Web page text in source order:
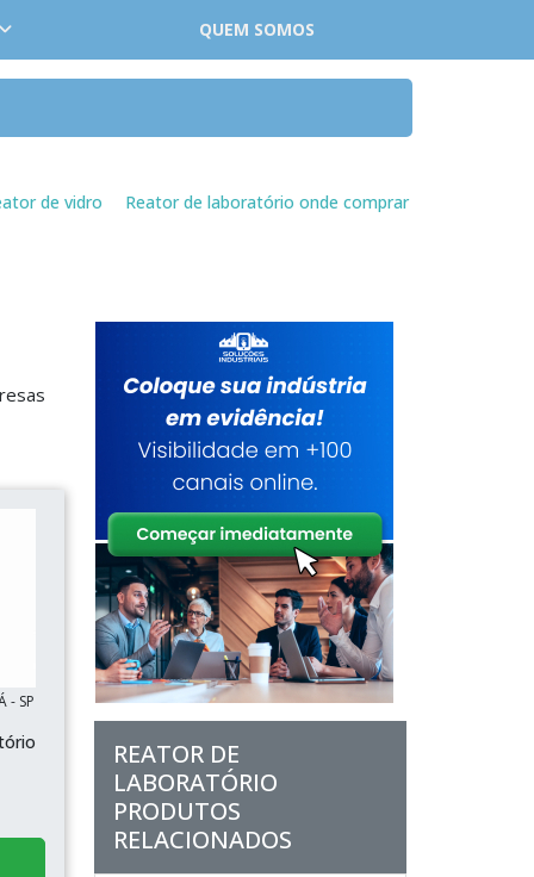
QUEM SOMOS
de vidro Reator de laboratório onde comprar
- SP
REATOR DE
LABORATÓRIO
PRODUTOS
RELACIONADOS